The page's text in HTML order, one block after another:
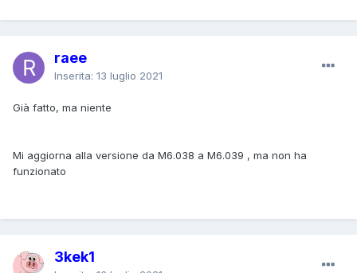
raee
Inserita: 13 luglio 2021
Già fatto, ma niente
Mi aggiorna alla versione da M6.038 a M6.039 , ma non ha
funzionato
3kek1